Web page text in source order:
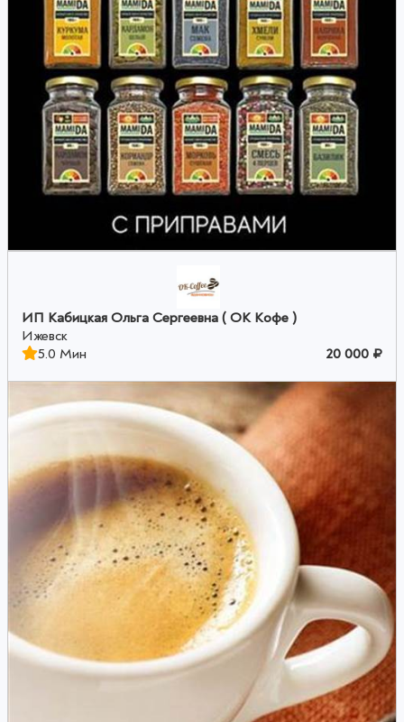
ИП Кабицкая Ольга Сергеевна ( ОК Кофе )
Ижевск
5.0 Мин
20 000 ₽